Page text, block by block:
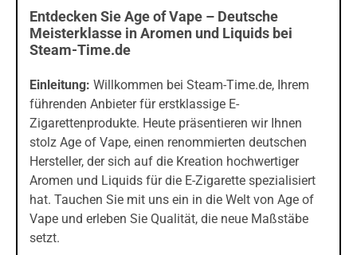
Entdecken Sie Age of Vape – Deutsche
Meisterklasse in Aromen und Liquids bei
Steam-Time.de
Einleitung: Willkommen bei Steam-Time.de, Ihrem
führenden Anbieter für erstklassige E-
Zigarettenprodukte. Heute präsentieren wir Ihnen
stolz Age of Vape, einen renommierten deutschen
Hersteller, der sich auf die Kreation hochwertiger
Aromen und Liquids für die E-Zigarette spezialisiert
hat. Tauchen Sie mit uns ein in die Welt von Age of
Vape und erleben Sie Qualität, die neue Maßstäbe
setzt.